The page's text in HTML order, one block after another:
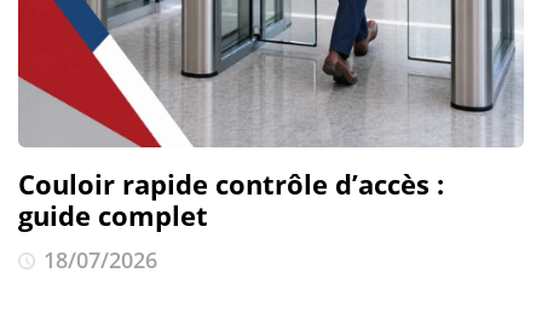
Couloir rapide contrôle d’accès :
guide complet
18/07/2026